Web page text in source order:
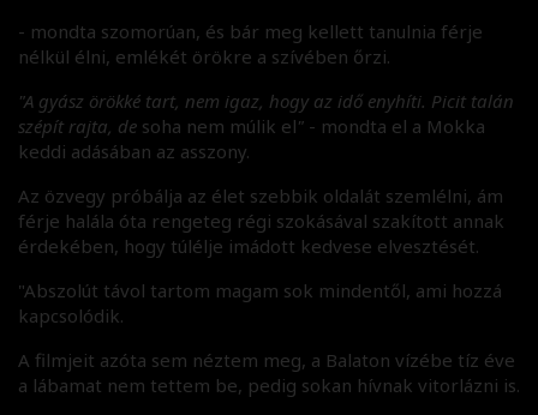
​- mondta szomorúan, és bár meg kellett tanulnia férje
nélkül élni, emlékét örökre a szívében őrzi.
"A gyász örökké tart, nem igaz, hogy az idő enyhíti. Picit talán
szépít rajta, de soha nem múlik el" - mondta el a Mokka
keddi adásában az asszony.
Az özvegy próbálja az élet szebbik oldalát szemlélni, ám
férje halála óta rengeteg régi szokásával szakított annak
érdekében, hogy túlélje imádott kedvese elvesztését.
"Abszolút távol tartom magam sok mindentől, ami hozzá
kapcsolódik.
A filmjeit azóta sem néztem meg, a Balaton vízébe tíz éve
a lábamat nem tettem be, pedig sokan hívnak vitorlázni is.